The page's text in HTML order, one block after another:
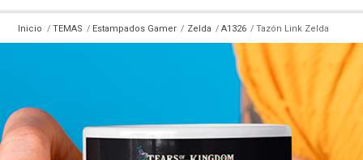
Inicio TEMAS Estampados Gamer Zelda A1326 Tazón Link Zelda